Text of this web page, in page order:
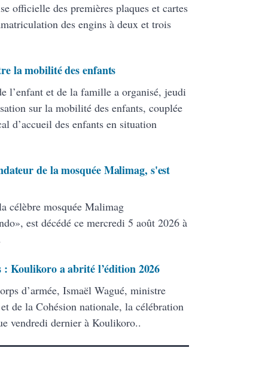
officielle des premières plaques et cartes
des engins à deux et trois
la mobilité des enfants
l’enfant et de la famille a organisé, jeudi
sur la mobilité des enfants, couplée
d’accueil des enfants en situation
de la mosquée Malimag, s'est
célèbre mosquée Malimag
est décédé ce mercredi 5 août 2026 à
: Koulikoro a abrité l’édition 2026
d’armée, Ismaël Wagué, ministre
de la Cohésion nationale, la célébration
vendredi dernier à Koulikoro..